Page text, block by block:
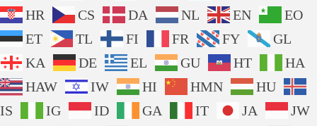
HR
CS DA NL EN
EO
ET
TL FI FR FY
GL
KA
DE EL GU HT
HA
HAW
IW HI HMN
HU
IS
IG ID GA IT JA
JW